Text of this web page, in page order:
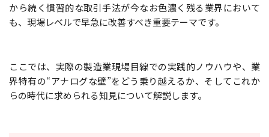
から続く慣習的な取引手法が今なお色濃く残る業界において
も、現場レベルで早急に改善すべき重要テーマです。
ここでは、実際の製造業現場目線での実践的ノウハウや、業
界特有の“アナログな壁”をどう乗り越えるか、そしてこれか
らの時代に求められる知見について解説します。